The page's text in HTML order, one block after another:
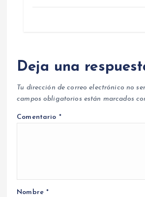
Deja una
Tu dirección de correo electrónico no
campos obligatorios están marcados
Comentario *
Nombre*